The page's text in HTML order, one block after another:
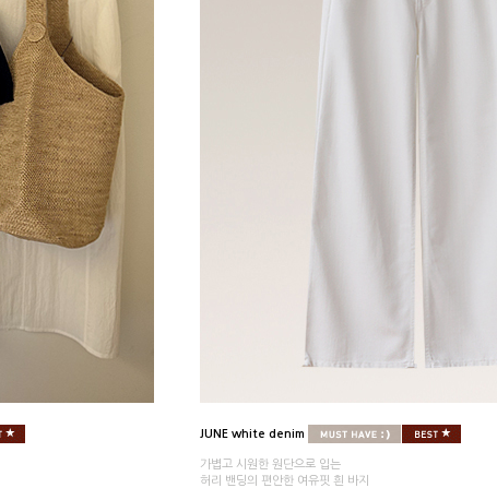
JUNE white denim
가볍고 시원한 원단으로 입는
허리 밴딩의 편안한 여유핏 흰 바지